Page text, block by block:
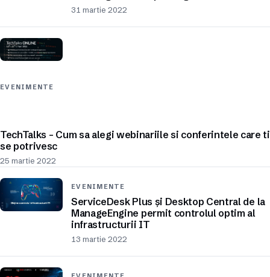
31 martie 2022
EVENIMENTE
TechTalks – Cum sa alegi webinariile si conferintele care ti
se potrivesc
25 martie 2022
EVENIMENTE
ServiceDesk Plus și Desktop Central de la
ManageEngine permit controlul optim al
infrastructurii IT
13 martie 2022